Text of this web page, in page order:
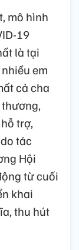
mô hình
19
là tại
em
cả cha
thương,
trợ,
tác
Hội
từ cuối
khai
thu hút